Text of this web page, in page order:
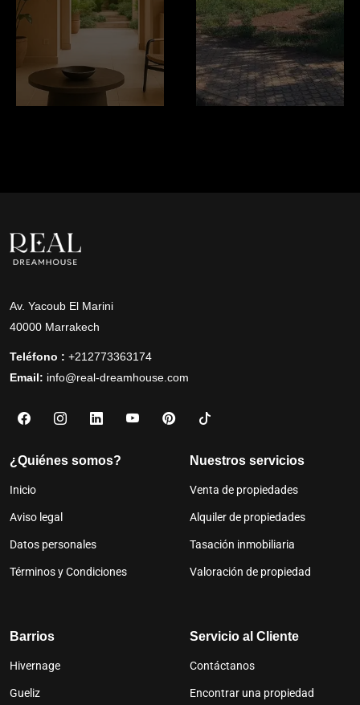
Av. Yacoub El Marini
40000 Marrakech
Teléfono : +212773363174
Email: info@real-dreamhouse.com
¿Quiénes somos?
Inicio
Aviso legal
Datos personales
Términos y Condiciones
Nuestros servicios
Venta de propiedades
Alquiler de propiedades
Tasación inmobiliaria
Valoración de propiedad
Barrios
Hivernage
Gueliz
Servicio al Cliente
Contáctanos
Encontrar una propiedad